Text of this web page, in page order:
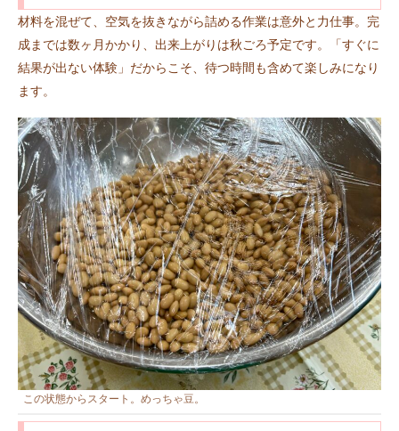
材料を混ぜて、空気を抜きながら詰める作業は意外と力仕事。完
成までは数ヶ月かかり、出来上がりは秋ごろ予定です。「すぐに
結果が出ない体験」だからこそ、待つ時間も含めて楽しみになり
ます。
この状態からスタート。めっちゃ豆。